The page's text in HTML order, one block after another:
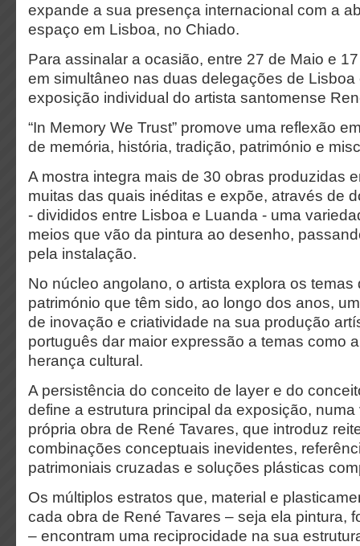
expande a sua presença internacional com a
espaço em Lisboa, no Chiado.
Para assinalar a ocasião, entre 27 de Maio e
em simultâneo nas duas delegações de
exposição individual do artista santomense
“In Memory We Trust” promove uma reflexão
de memória, história, tradição, património e
A mostra integra mais de 30 obras produzidas
muitas das quais inéditas e expõe, através de
- divididos entre Lisboa e Luanda - uma
meios que vão da pintura ao desenho,
pela instalação.
No núcleo angolano, o artista explora os temas
património que têm sido, ao longo dos anos,
de inovação e criatividade na sua produção
português dar maior expressão a temas como
herança cultural.
A persistência do conceito de layer e do
define a estrutura principal da exposição,
própria obra de René Tavares, que introduz
combinações conceptuais inevidentes,
patrimoniais cruzadas e soluções plásticas
Os múltiplos estratos que, material e
cada obra de René Tavares – seja ela pintura,
– encontram uma reciprocidade na sua